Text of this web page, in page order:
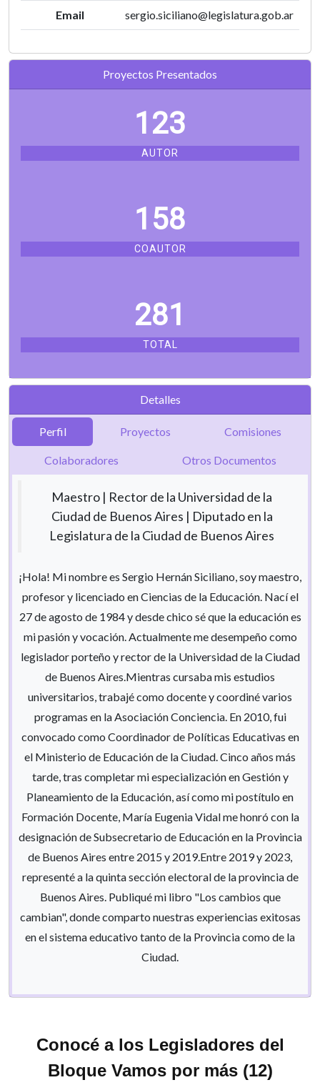
Email sergio.siciliano@legislatura.gob.ar
Proyectos Presentados
123
AUTOR
158
COAUTOR
281
TOTAL
Detalles
Perfil Proyectos Comisiones
Colaboradores Otros Documentos
Maestro | Rector de la Universidad de la
Ciudad de Buenos Aires | Diputado en la
Legislatura de la Ciudad de Buenos Aires
¡Hola! Mi nombre es Sergio Hernán Siciliano, soy maestro,
profesor y licenciado en Ciencias de la Educación. Nací el
27 de agosto de 1984 y desde chico sé que la educación es
mi pasión y vocación. Actualmente me desempeño como
legislador porteño y rector de la Universidad de la Ciudad
de Buenos Aires.Mientras cursaba mis estudios
universitarios, trabajé como docente y coordiné varios
programas en la Asociación Conciencia. En 2010, fui
convocado como Coordinador de Políticas Educativas en
el Ministerio de Educación de la Ciudad. Cinco años más
tarde, tras completar mi especialización en Gestión y
Planeamiento de la Educación, así como mi postítulo en
Formación Docente, María Eugenia Vidal me honró con la
designación de Subsecretario de Educación en la Provincia
de Buenos Aires entre 2015 y 2019.Entre 2019 y 2023,
representé a la quinta sección electoral de la provincia de
Buenos Aires. Publiqué mi libro "Los cambios que
cambian", donde comparto nuestras experiencias exitosas
en el sistema educativo tanto de la Provincia como de la
Ciudad.
Conocé a los Legisladores del
Bloque Vamos por más (12)